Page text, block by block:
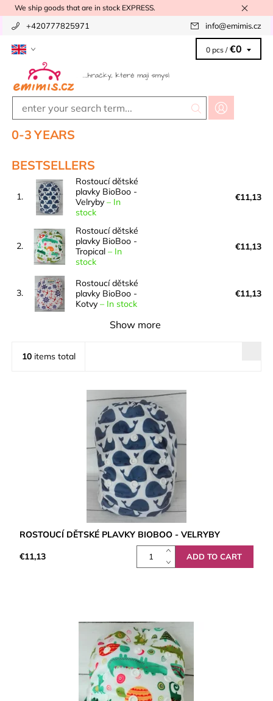
We ship goods that are in stock EXPRESS.
+420777825971 info@emimis.cz
0 pcs / €0
0-3 YEARS
BESTSELLERS
1.
Rostoucí dětské
plavky BioBoo -
Velryby – In
stock
€11,13
2.
Rostoucí dětské
plavky BioBoo -
Tropical – In
stock
€11,13
3.
Rostoucí dětské
plavky BioBoo -
Kotvy – In stock
€11,13
Show more
10 items total
ROSTOUCÍ DĚTSKÉ PLAVKY BIOBOO - VELRYBY
€11,13